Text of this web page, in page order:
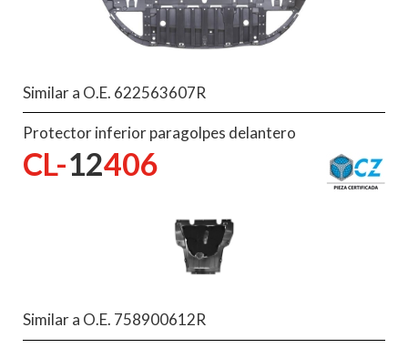
Similar a O.E. 622563607R
Protector inferior paragolpes delantero
CL-12406
Similar a O.E. 758900612R